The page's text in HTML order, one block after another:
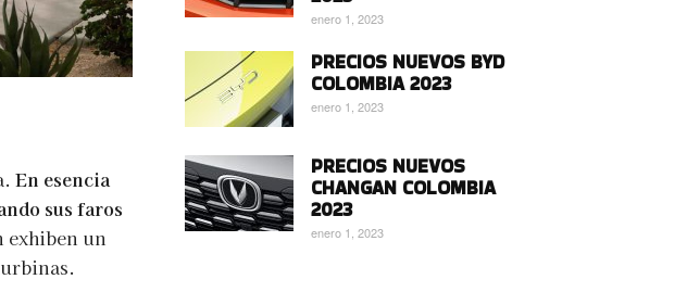
En esencia
sus faros
exhiben un
enero 1, 2023
PRECIOS NUEVOS BYD
COLOMBIA 2023
enero 1, 2023
PRECIOS NUEVOS
CHANGAN COLOMBIA
2023
enero 1, 2023